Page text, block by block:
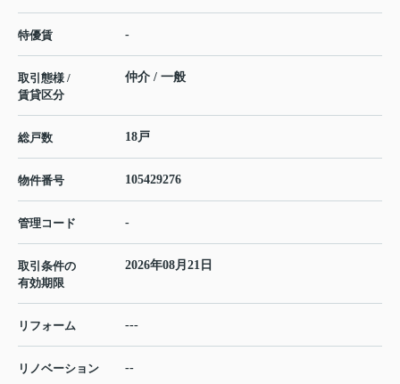
特優賃 -
取引態様 /
賃貸区分
仲介 / 一般
総戸数 18戸
物件番号 105429276
管理コード -
取引条件の
有効期限
2026年08月21日
リフォーム ---
リノベーション --